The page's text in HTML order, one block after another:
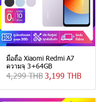
มือถือ Xiaomi Redmi A7
ความจุ 3+64GB
4,299 THB3,199 THB